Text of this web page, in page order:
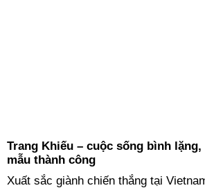
Trang Khiếu – cuộc sống bình
mẫu thành công
Xuất sắc giành chiến thắng tại